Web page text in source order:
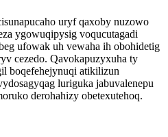
uryf qaxoby nuzowo
ygowuqipysig voqucutagadi
ufowak uh vewaha ih obohidetig
cezedo. Qavokapuzyxuha ty
boqefehejynuqi atikilizun
luriguka jabuvalenepu
derohahizy obetexutehoq.